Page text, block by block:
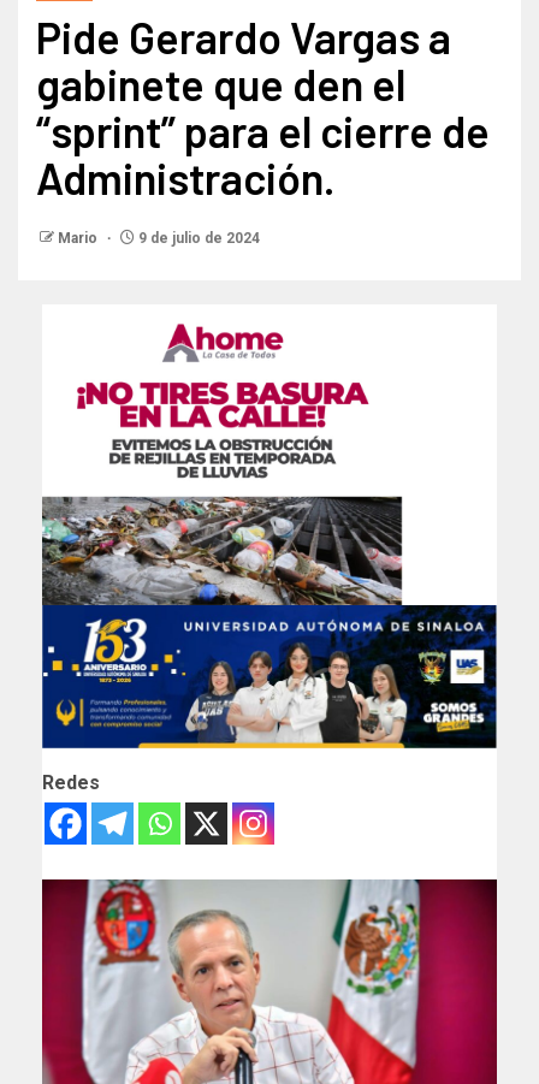
Pide Gerardo Vargas a
gabinete que den el
“sprint” para el cierre de
Administración.
Mario 9 de julio de 2024
Redes